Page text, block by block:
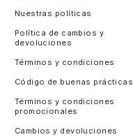
Nuestras políticas
Política de cambios y
devoluciones
Términos y condiciones
Código de buenas prácticas
Términos y condiciones
promocionales
Cambios y devoluciones